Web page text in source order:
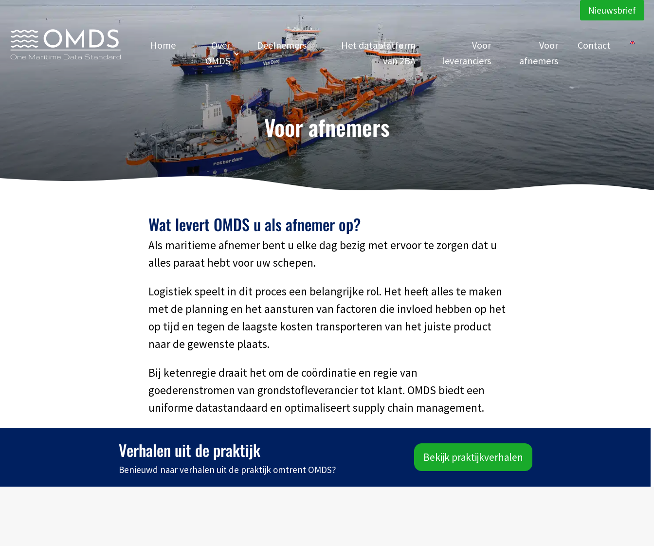
Nieuwsbrief
Home
Over
OMDS
Deelnemers
Het dataplatform
van 2BA
Voor
leveranciers
Voor
afnemers
Contact
Voor afnemers
Wat levert OMDS u als afnemer op?
Als maritieme afnemer bent u elke dag bezig met ervoor te zorgen dat u
alles paraat hebt voor uw schepen.
Logistiek speelt in dit proces een belangrijke rol. Het heeft alles te maken
met de planning en het aansturen van factoren die invloed hebben op het
op tijd en tegen de laagste kosten transporteren van het juiste product
naar de gewenste plaats.
Bij ketenregie draait het om de coördinatie en regie van
goederenstromen van grondstofleverancier tot klant. OMDS biedt een
uniforme datastandaard en optimaliseert supply chain management.
Verhalen uit de praktijk
Benieuwd naar verhalen uit de praktijk omtrent OMDS?
Bekijk praktijkverhalen